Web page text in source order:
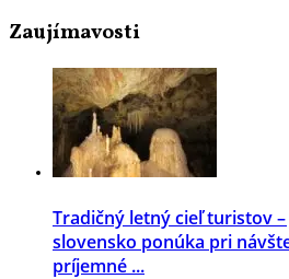
Zaujímavosti
Tradičný letný cieľ turistov
slovensko ponúka pri
príjemné ...